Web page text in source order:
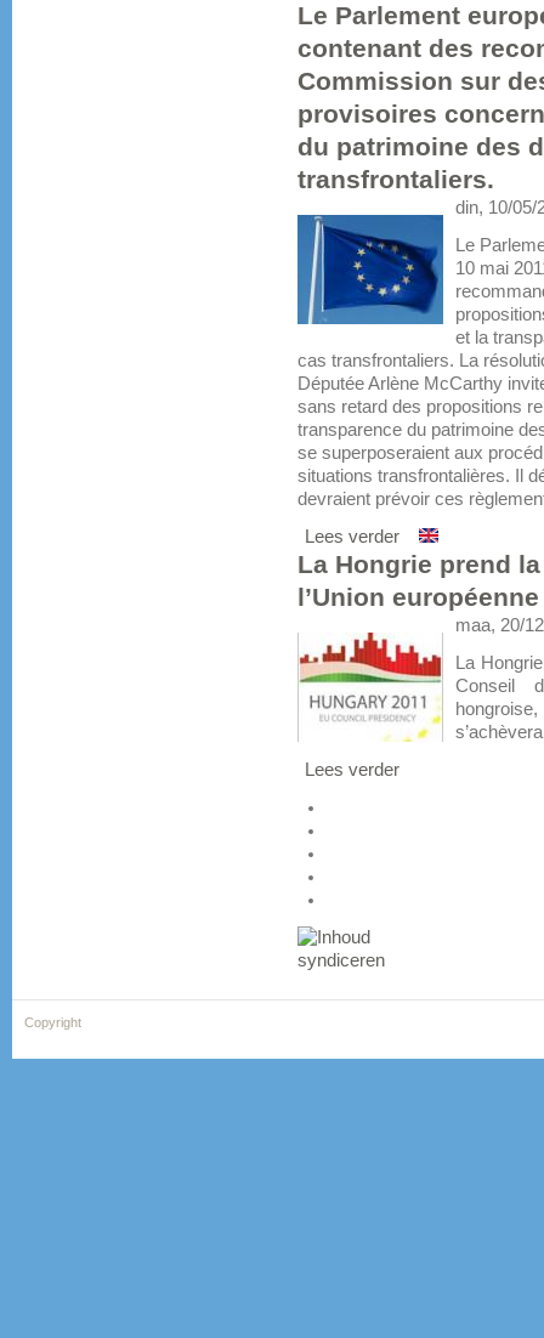
Le Parlement
contenant des
Commission sur
provisoires
du patrimoine des
transfrontaliers.
din, 10/05/
Le
10 mai
et la
cas transfrontaliers. La
Députée Arlène McCarthy
sans retard des propositions
transparence du patrimoine
se superposeraient aux
situations transfrontalières. Il
devraient prévoir ces
Lees verder
La Hongrie prend
l’Union européenne
maa, 20/
La
Conseil
Lees verder
Copyright